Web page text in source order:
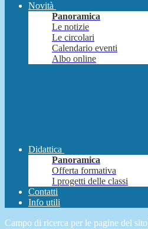
Novità
Panoramica
Le notizie
Le circolari
Calendario eventi
Albo online
Didattica
Panoramica
Offerta formativa
I progetti delle classi
Contatti
Info utili
Campo di ricerca per le pagine del sito